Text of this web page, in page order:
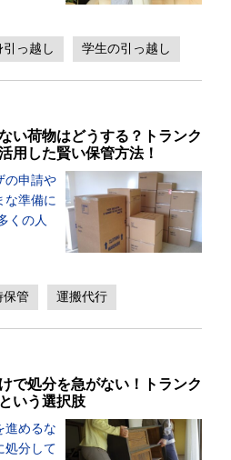
引っ越し 学生の引っ越し
い荷物はどうする？トランク
用した賢い保管方法！
の申請や
な準備に
くの人
保管 運搬代行
で処分を急がない！トランク
いう選択肢
進めるな
処分して